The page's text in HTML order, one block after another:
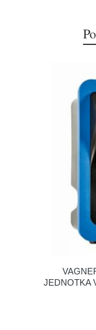
JEDNOTKA